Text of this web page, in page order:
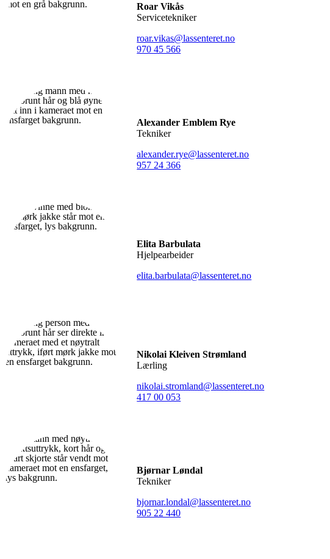
Roar Vikås
Servicetekniker
roar.vikas@lassenteret.no
970 45 566
Alexander Emblem Rye
Tekniker
alexander.rye@lassenteret.no
957 24 366
Elita Barbulata
Hjelpearbeider
elita.barbulata@lassenteret.no
Nikolai Kleiven Strømland
Lærling
nikolai.stromland@lassenteret.no
417 00 053
Bjørnar Løndal
Tekniker
bjornar.londal@lassenteret.no
905 22 440